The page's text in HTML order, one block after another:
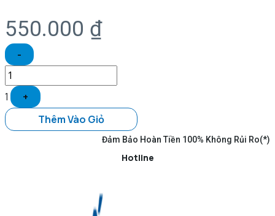
550.000 ₫
-
1
+
Thêm Vào Giỏ
Đảm Bảo Hoàn Tiền 100% Không Rủi Ro(*)
Hotline